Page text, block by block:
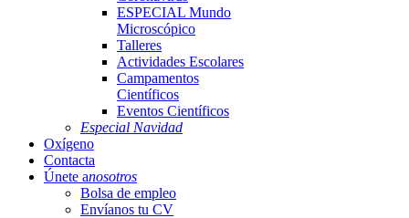
ESPECIAL Mundo
Microscópico
Talleres
Actividades Escolares
Campamentos
Científicos
Eventos Científicos
Especial Navidad
Oxígeno
Contacta
Únete anosotros
Bolsa de empleo
Envíanos tu CV